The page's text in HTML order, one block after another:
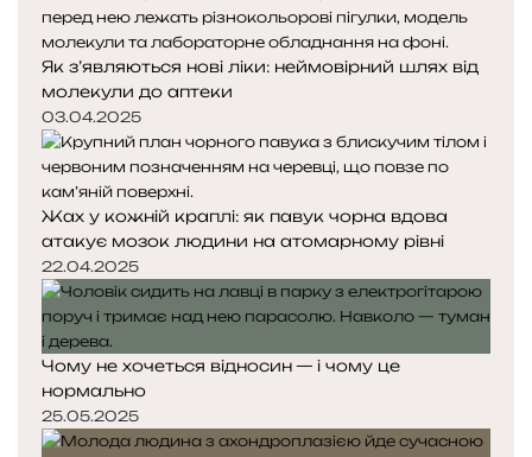
Як з’являються нові ліки: неймовірний шлях від
молекули до аптеки
03.04.2025
Жах у кожній краплі: як павук чорна вдова
атакує мозок людини на атомарному рівні
22.04.2025
Чому не хочеться відносин — і чому це
нормально
25.05.2025